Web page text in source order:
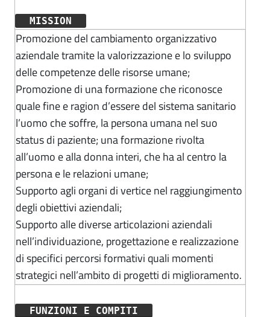
MISSION
Promozione del cambiamento organizzativo
aziendale tramite la valorizzazione e lo sviluppo
delle competenze delle risorse umane;
Promozione di una formazione che riconosce
quale fine e ragion d’essere del sistema sanitario
l’uomo che soffre, la persona umana nel suo
status di paziente; una formazione rivolta
all’uomo e alla donna interi, che ha al centro la
persona e le relazioni umane;
Supporto agli organi di vertice nel raggiungimento
degli obiettivi aziendali;
Supporto alle diverse articolazioni aziendali
nell’individuazione, progettazione e realizzazione
di specifici percorsi formativi quali momenti
strategici nell’ambito di progetti di miglioramento.
FUNZIONI E COMPITI